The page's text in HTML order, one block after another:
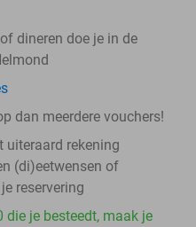
dineren doe je in de
dan meerdere vouchers!
uiteraard rekening
(di)eetwensen of
reservering
je besteedt, maak je